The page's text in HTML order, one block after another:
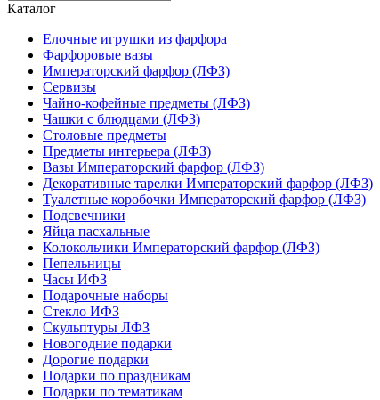
Каталог
Елочные игрушки из фарфора
Фарфоровые вазы
Императорский фарфор (ЛФЗ)
Сервизы
Чайно-кофейные предметы (ЛФЗ)
Чашки с блюдцами (ЛФЗ)
Столовые предметы
Предметы интерьера (ЛФЗ)
Вазы Императорский фарфор (ЛФЗ)
Декоративные тарелки Императорский фарфор (ЛФЗ)
Туалетные коробочки Императорский фарфор (ЛФЗ)
Подсвечники
Яйца пасхальные
Колокольчики Императорский фарфор (ЛФЗ)
Пепельницы
Часы ИФЗ
Подарочные наборы
Стекло ИФЗ
Скульптуры ЛФЗ
Новогодние подарки
Дорогие подарки
Подарки по праздникам
Подарки по тематикам